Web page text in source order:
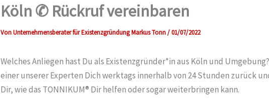
Köln ✆ Rückruf vereinbaren
VonUnternehmensberater für Existenzgründung Markus Tonn/01/07/2022
Welches Anliegen hast Du als Existenzgründer*in aus Köln und
einer unserer Experten Dich werktags innerhalb von 24 Stunden zurück
Dir, wie das TONNIKUM® Dir helfen oder sogar weiterbringen kann.